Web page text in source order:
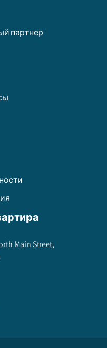
партнер
Main Street,